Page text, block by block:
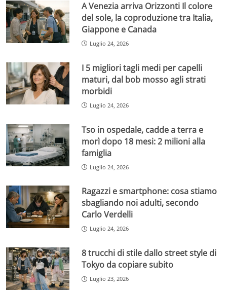
A Venezia arriva Orizzonti Il colore
del sole, la coproduzione tra Italia,
Giappone e Canada
Luglio 24, 2026
I 5 migliori tagli medi per capelli
maturi, dal bob mosso agli strati
morbidi
Luglio 24, 2026
Tso in ospedale, cadde a terra e
morì dopo 18 mesi: 2 milioni alla
famiglia
Luglio 24, 2026
Ragazzi e smartphone: cosa stiamo
sbagliando noi adulti, secondo
Carlo Verdelli
Luglio 24, 2026
8 trucchi di stile dallo street style di
Tokyo da copiare subito
Luglio 23, 2026